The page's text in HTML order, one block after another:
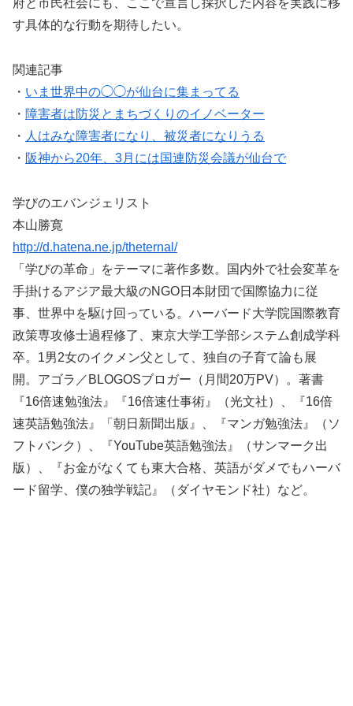
府と市民社会にも、ここで宣言し採択した内容を実践に移
す具体的な行動を期待したい。
関連記事
・ いま世界中の◯◯が仙台に集まってる
・ 障害者は防災とまちづくりのイノベーター
・ 人はみな障害者になり、被災者になりうる
・ 阪神から20年、3月には国連防災会議が仙台で
学びのエバンジェリスト
本山勝寛
http://d.hatena.ne.jp/theternal/
「学びの革命」をテーマに著作多数。国内外で社会変革を
手掛けるアジア最大級のNGO日本財団で国際協力に従
事、世界中を駆け回っている。ハーバード大学院国際教育
政策専攻修士過程修了、東京大学工学部システム創成学科
卒。1男2女のイクメン父として、独自の子育て論も展
開。アゴラ／BLOGOSブロガー（月間20万PV）。著書
『16倍速勉強法』『16倍速仕事術』（光文社）、『16倍
速英語勉強法』「朝日新聞出版』、『マンガ勉強法』（ソ
フトバンク）、『YouTube英語勉強法』（サンマーク出
版）、『お金がなくても東大合格、英語がダメでもハーバ
ード留学、僕の独学戦記』（ダイヤモンド社）など。